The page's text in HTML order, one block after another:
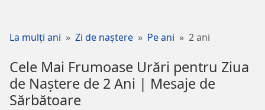
La mulți ani Zi de naștere Pe ani 2 ani
Cele Mai Frumoase Urări pentru Ziua
de Naștere de 2 Ani | Mesaje de
Sărbătoare